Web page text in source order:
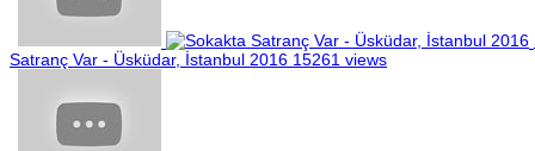
Satranç Var - Üsküdar, İstanbul 2016 15261 views